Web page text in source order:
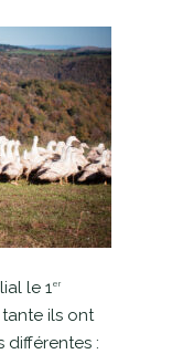
le 1er
tante ils ont
différentes :